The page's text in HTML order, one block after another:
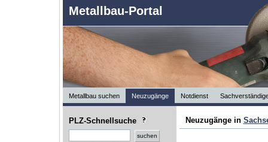
Metallbau-Portal
Metallbau suchen Neuzugänge Notdienst
PLZ-Schnellsuche Neuzugänge in